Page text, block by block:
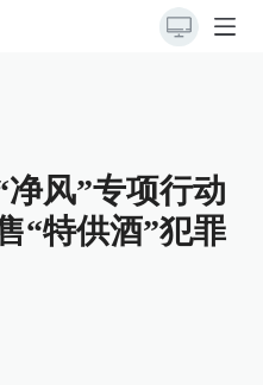
风”专项行动
“特供酒”犯罪